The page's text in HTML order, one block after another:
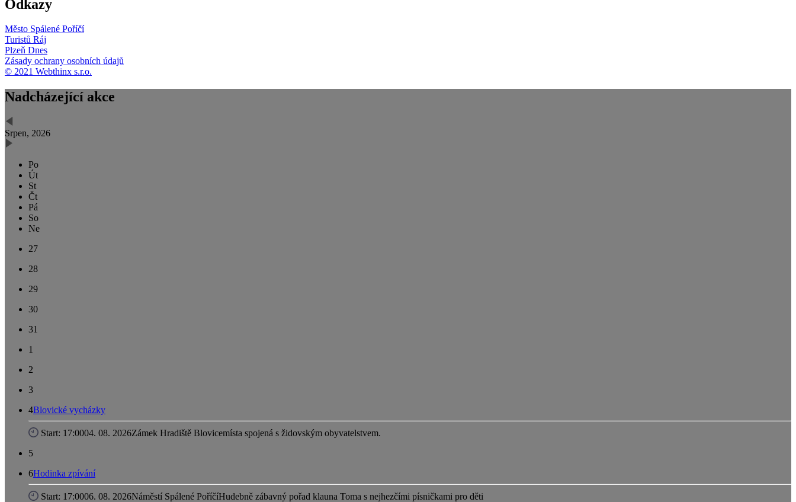
Odkazy
Město Spálené Poříčí
Turistů Ráj
Plzeň Dnes
Zásady ochrany osobních údajů
© 2021 Webthinx s.r.o.
Nadcházející akce
Srpen, 2026
Po
Út
St
Čt
Pá
So
Ne
27
28
29
30
31
1
2
3
4Blovické vycházky
Start: 17:0004. 08. 2026Zámek Hradiště Blovicemísta spojená s židovským obyvatelstvem.
5
6Hodinka zpívání
Start: 17:0006. 08. 2026Náměstí Spálené PoříčíHudebně zábavný pořad klauna Toma s nejhezčími písničkami pro děti